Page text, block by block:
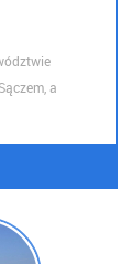
a